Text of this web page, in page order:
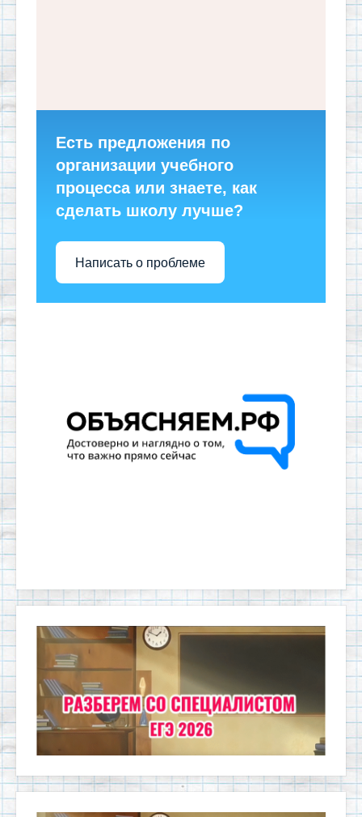
Есть предложения по
организации учебного
процесса или знаете, как
сделать школу лучше?
Написать о проблеме